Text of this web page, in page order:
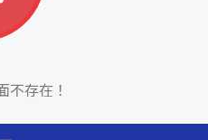
不存在！